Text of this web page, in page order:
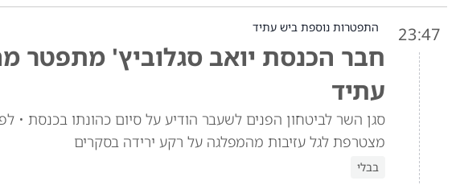
23:47 התפטרות נוספת ביש עתיד
חבר הכנסת יואב סגלוביץ' מתפטר
עתיד
סגן השר לביטחון הפנים לשעבר הודיע על סיום כהונתו בכנסת •
מצטרפת לגל עזיבות מהמפלגה על רקע ירידה בסקרים
בבלי